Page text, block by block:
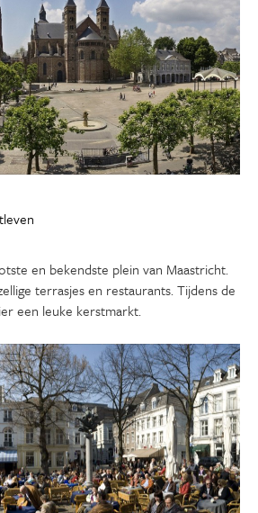
en bekendste plein van Maastricht.
terrasjes en restaurants. Tijdens de
een leuke kerstmarkt.